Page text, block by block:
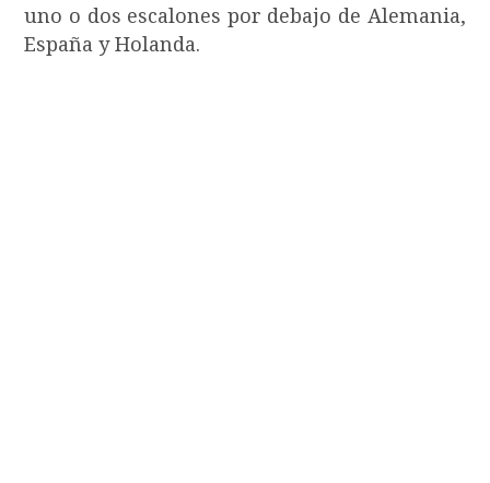
uno o dos escalones por debajo de Alemania,
España y Holanda.